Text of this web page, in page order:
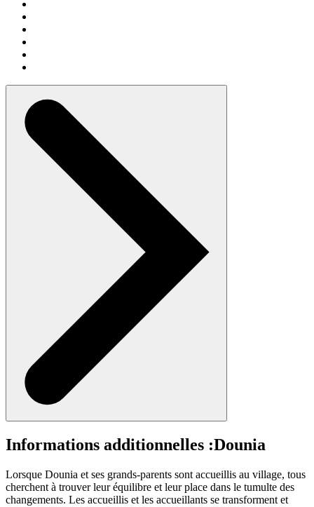
Informations additionnelles :Dounia
Lorsque Dounia et ses grands-parents sont accueillis au village, tous
cherchent à trouver leur équilibre et leur place dans le tumulte des
changements. Les accueillis et les accueillants se transforment et